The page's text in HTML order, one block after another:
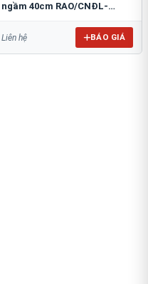
ngầm 40cm RAO/CNĐL-
Liên hệ BÁO GIÁ